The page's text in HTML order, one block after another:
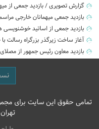
گزارش تصویری / بازدید جمعی از میهمانان
بازدید جمعی میهمانان خارجی مراسم ۱۳ آبان از
بازدید جمعی از اساتید خوشنویسی
آغاز ساخت زیرگذر بزرگراه رسالت
بازدید معاون رئیس جمهور از
تمامی حقوق این سایت برای